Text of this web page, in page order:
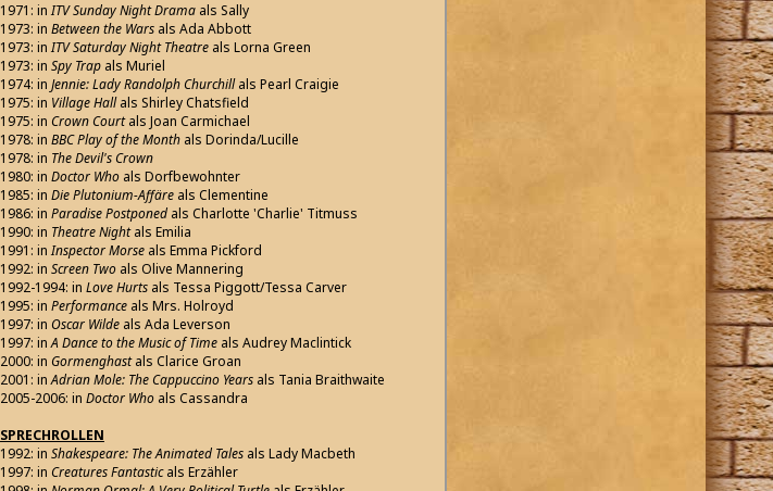
1971: inITV Sunday Night Drama als Sally
1973: in Between the Wars als Ada Abbott
1973: inITV Saturday Night Theatre als Lorna Green
1973: in Spy Trap als Muriel
1974: in Jennie: Lady Randolph Churchillals Pearl Craigie
1975: in Village Hallals Shirley Chatsfield
1975: in Crown Courtals Joan Carmichael
1978: in BBC Play of the Month als Dorinda/Lucille
1978: in The Devil's Crown
1980: in Doctor Who als Dorfbewohnter
1985: in Die Plutonium-Affäre als Clementine
1986: in Paradise Postponed als Charlotte 'Charlie' Titmuss
1990: in Theatre Nightals Emilia
1991: inInspector Morse als Emma Pickford
1992: in Screen Two als Olive Mannering
1992-1994: in Love Hurts als Tessa Piggott/Tessa Carver
1995: in Performance als Mrs. Holroyd
1997: in Oscar Wilde als Ada Leverson
1997: inA Dance to the Music of Time als Audrey Maclintick
2000: in Gormenghastals Clarice Groan
2001: inAdrian Mole: The Cappuccino Years als Tania Braithwaite
2005-2006: in Doctor Who als Cassandra
SPRECHROLLEN
1992: in Shakespeare: The Animated Tales als Lady Macbeth
1997: in Creatures Fantasticals Erzähler